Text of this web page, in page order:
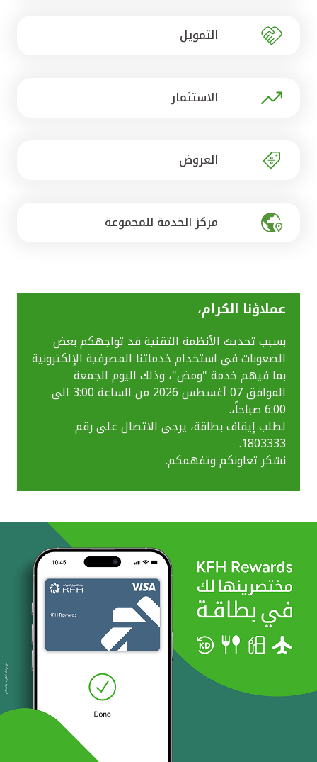
مصر
التمويل
الاستثمار
العروض
مركز الخدمة للمجموعة
عملاؤنا الكرام،
بسبب تحديث الأنظمة التقنية قد تواجهكم بعض
الصعوبات في استخدام خدماتنا المصرفية الإلكترونية
بما فيهم خدمة "ومض"، وذلك اليوم الجمعة
الموافق 07 أغسطس 2026 من الساعة 3:00 الى
6:00 صباحاً،.
لطلب إيقاف بطاقة، يرجى الاتصال على رقم
1803333.
نشكر تعاونكم وتفهمكم.